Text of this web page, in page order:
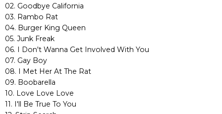
02. Goodbye California
03. Rambo Rat
04. Burger King Queen
05. Junk Freak
06. I Don't Wanna Get Involved With You
07. Gay Boy
08. I Met Her At The Rat
09. Boobarella
10. Love Love Love
11. I'll Be True To You